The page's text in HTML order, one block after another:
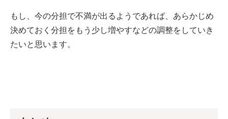
もし、今の分担で不満が出るようであれば、あらかじめ
決めておく分担をもう少し増やすなどの調整をしていき
たいと思います。